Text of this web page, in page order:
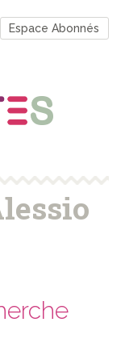
Espace Abonnés